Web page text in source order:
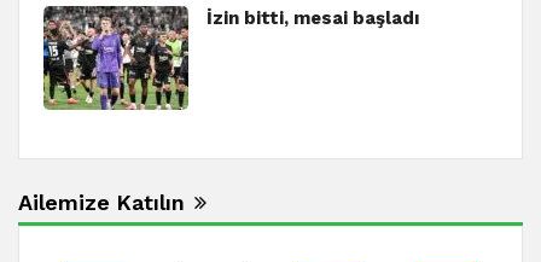
İzin bitti, mesai başladı
Ailemize Katılın